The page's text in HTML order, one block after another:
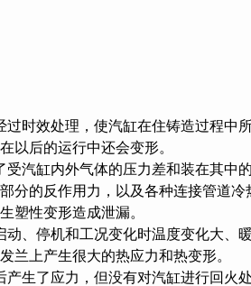
时效处理，使汽缸在住铸造过程
以后的运行中还会变形。
受汽缸内外气体的压力差和装在其中
分的反作用力，以及各种连接管道
塑性变形造成泄漏。
、停机和工况变化时温度变化大、
上产生很大的热应力和热变形。
了应力，但没有对汽缸进行回火处理